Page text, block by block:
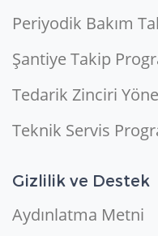
Periyodik Bakım
Şantiye Takip
Tedarik Zinciri
Teknik Servis
Gizlilik ve Destek
Aydınlatma Metni